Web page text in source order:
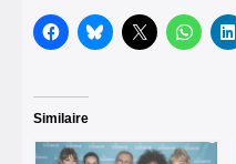
Similaire